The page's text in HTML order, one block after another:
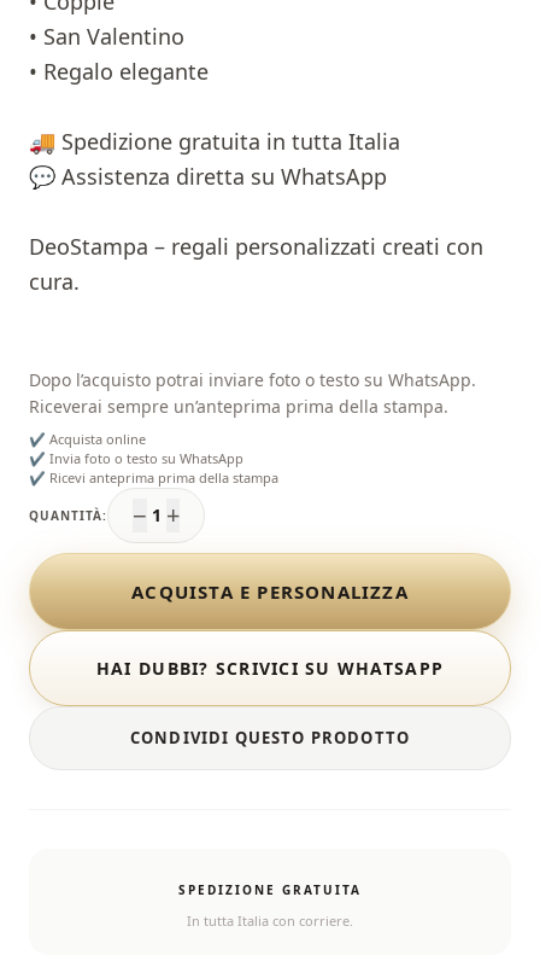
• San Valentino
• Regalo elegante
🚚 Spedizione gratuita in tutta Italia
💬 Assistenza diretta su WhatsApp
DeoStampa – regali personalizzati creati con
cura.
Dopo l’acquisto potrai inviare foto o testo su WhatsApp.
Riceverai sempre un’anteprima prima della stampa.
✔ Acquista online
✔ Invia foto o testo su WhatsApp
✔ Ricevi anteprima prima della stampa
QUANTITÀ: − 1 +
ACQUISTA E PERSONALIZZA
HAI DUBBI? SCRIVICI SU WHATSAPP
CONDIVIDI QUESTO PRODOTTO
SPEDIZIONE GRATUITA
In tutta Italia con corriere.